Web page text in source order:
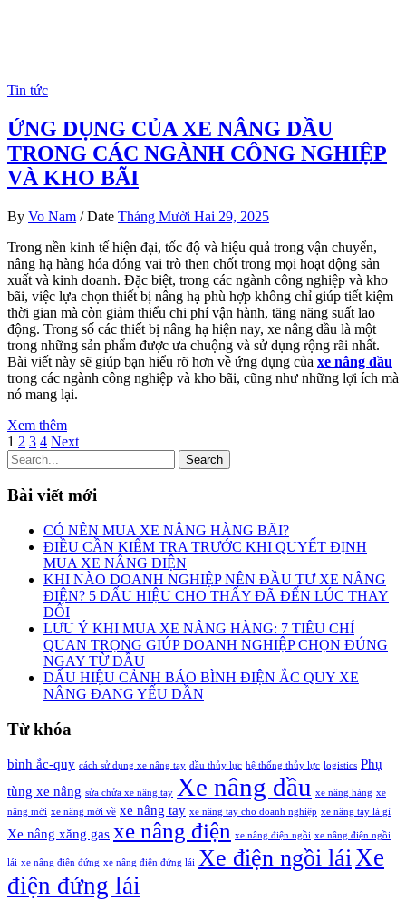
Tin tức
ỨNG DỤNG CỦA XE NÂNG DẦU
TRONG CÁC NGÀNH CÔNG NGHIỆP
VÀ KHO BÃI
By Vo Nam / Date Tháng Mười Hai 29, 2025
Trong nền kinh tế hiện đại, tốc độ và hiệu quả trong vận chuyển,
nâng hạ hàng hóa đóng vai trò then chốt trong mọi hoạt động sản
xuất và kinh doanh. Đặc biệt, trong các ngành công nghiệp và kho
bãi, việc lựa chọn thiết bị nâng hạ phù hợp không chỉ giúp tiết kiệm
thời gian mà còn giảm thiểu chi phí vận hành, tăng năng suất lao
động. Trong số các thiết bị nâng hạ hiện nay, xe nâng dầu là một
trong những sản phẩm được ưa chuộng và sử dụng rộng rãi nhất.
Bài viết này sẽ giúp bạn hiểu rõ hơn về ứng dụng của xe nâng dầu
trong các ngành công nghiệp và kho bãi, cũng như những lợi ích mà
nó mang lại.
Xem thêm
1 2 3 4 Next
Search
Bài viết mới
CÓ NÊN MUA XE NÂNG HÀNG BÃI?
ĐIỀU CẦN KIỂM TRA TRƯỚC KHI QUYẾT ĐỊNH
MUA XE NÂNG ĐIỆN
KHI NÀO DOANH NGHIỆP NÊN ĐẦU TƯ XE NÂNG
ĐIỆN? 5 DẤU HIỆU CHO THẤY ĐÃ ĐẾN LÚC THAY
ĐỔI
LƯU Ý KHI MUA XE NÂNG HÀNG: 7 TIÊU CHÍ
QUAN TRỌNG GIÚP DOANH NGHIỆP CHỌN ĐÚNG
NGAY TỪ ĐẦU
DẤU HIỆU CẢNH BÁO BÌNH ĐIỆN ẮC QUY XE
NÂNG ĐANG YẾU DẦN
Từ khóa
bình ắc-quy cách sử dụng xe nâng tay dầu thủy lực hệ thống thủy lực logistics Phụ
tùng xe nâng sửa chửa xe nâng tay Xe nâng dầu xe nâng hàng xe
nâng mới xe nâng mới về xe nâng tay xe nâng tay cho doanh nghiệp xe nâng tay là gì
Xe nâng xăng gas xe nâng điện xe nâng điện ngồi xe nâng điện ngồi
lái xe nâng điện đứng xe nâng điện đứng lái Xe điện ngồi láiXe
điện đứng lái